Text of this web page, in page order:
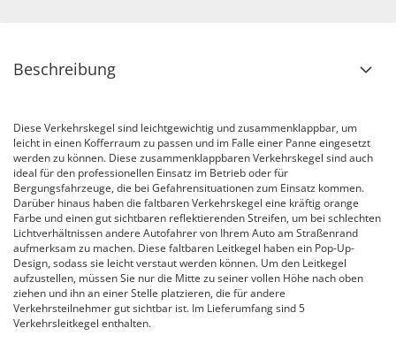
Beschreibung
Diese Verkehrskegel sind leichtgewichtig und zusammenklappbar, um
leicht in einen Kofferraum zu passen und im Falle einer Panne eingesetzt
werden zu können. Diese zusammenklappbaren Verkehrskegel sind auch
ideal für den professionellen Einsatz im Betrieb oder für
Bergungsfahrzeuge, die bei Gefahrensituationen zum Einsatz kommen.
Darüber hinaus haben die faltbaren Verkehrskegel eine kräftig orange
Farbe und einen gut sichtbaren reflektierenden Streifen, um bei schlechten
Lichtverhältnissen andere Autofahrer von Ihrem Auto am Straßenrand
aufmerksam zu machen. Diese faltbaren Leitkegel haben ein Pop-Up-
Design, sodass sie leicht verstaut werden können. Um den Leitkegel
aufzustellen, müssen Sie nur die Mitte zu seiner vollen Höhe nach oben
ziehen und ihn an einer Stelle platzieren, die für andere
Verkehrsteilnehmer gut sichtbar ist. Im Lieferumfang sind 5
Verkehrsleitkegel enthalten.